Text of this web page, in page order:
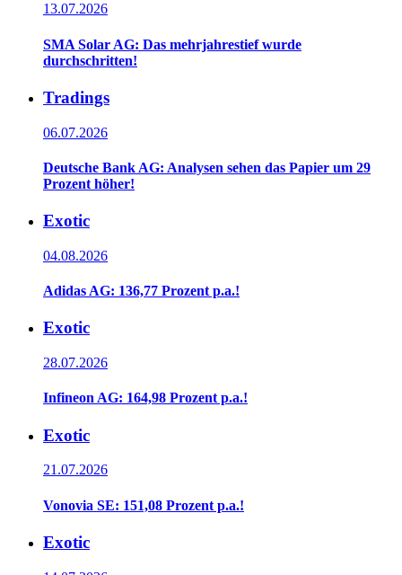
13.07.2026
SMA Solar AG: Das mehrjahrestief wurde
durchschritten!
Tradings
06.07.2026
Deutsche Bank AG: Analysen sehen das Papier um 29
Prozent höher!
Exotic
04.08.2026
Adidas AG: 136,77 Prozent p.a.!
Exotic
28.07.2026
Infineon AG: 164,98 Prozent p.a.!
Exotic
21.07.2026
Vonovia SE: 151,08 Prozent p.a.!
Exotic